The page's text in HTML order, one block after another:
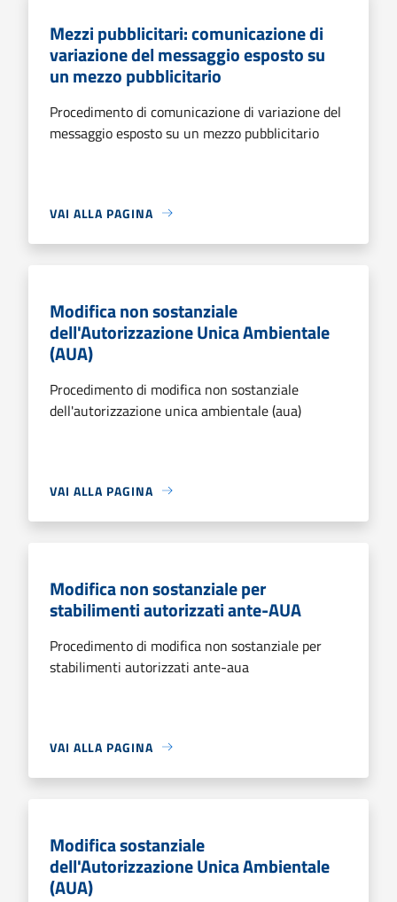
Mezzi pubblicitari: comunicazione di
variazione del messaggio esposto su
un mezzo pubblicitario
Procedimento di comunicazione di variazione del
messaggio esposto su un mezzo pubblicitario
VAI ALLA PAGINA
Modifica non sostanziale
dell'Autorizzazione Unica Ambientale
(AUA)
Procedimento di modifica non sostanziale
dell'autorizzazione unica ambientale (aua)
VAI ALLA PAGINA
Modifica non sostanziale per
stabilimenti autorizzati ante-AUA
Procedimento di modifica non sostanziale per
stabilimenti autorizzati ante-aua
VAI ALLA PAGINA
Modifica sostanziale
dell'Autorizzazione Unica Ambientale
(AUA)